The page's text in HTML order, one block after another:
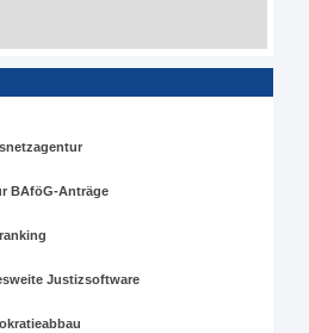
BAföG-Anträge
Justizsoftware